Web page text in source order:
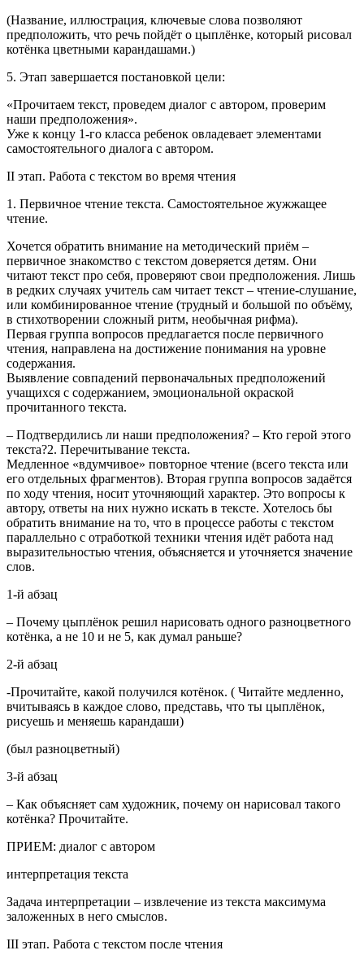
(Название, иллюстрация, ключевые слова позволяют
предположить, что речь пойдёт о цыплёнке, который рисовал
котёнка цветными карандашами.)
5. Этап завершается постановкой цели:
«Прочитаем текст, проведем диалог с автором, проверим
наши предположения».
Уже к концу 1-го класса ребенок овладевает элементами
самостоятельного диалога с автором.
II этап. Работа с текстом во время чтения
1. Первичное чтение текста. Самостоятельное жужжащее
чтение.
Хочется обратить внимание на методический приём –
первичное знакомство с текстом доверяется детям. Они
читают текст про себя, проверяют свои предположения. Лишь
в редких случаях учитель сам читает текст – чтение-слушание,
или комбинированное чтение (трудный и большой по объёму,
в стихотворении сложный ритм, необычная рифма).
Первая группа вопросов предлагается после первичного
чтения, направлена на достижение понимания на уровне
содержания.
Выявление совпадений первоначальных предположений
учащихся с содержанием, эмоциональной окраской
прочитанного текста.
– Подтвердились ли наши предположения? – Кто герой этого
текста?2. Перечитывание текста.
Медленное «вдумчивое» повторное чтение (всего текста или
его отдельных фрагментов). Вторая группа вопросов задаётся
по ходу чтения, носит уточняющий характер. Это вопросы к
автору, ответы на них нужно искать в тексте. Хотелось бы
обратить внимание на то, что в процессе работы с текстом
параллельно с отработкой техники чтения идёт работа над
выразительностью чтения, объясняется и уточняется значение
слов.
1-й абзац
– Почему цыплёнок решил нарисовать одного разноцветного
котёнка, а не 10 и не 5, как думал раньше?
2-й абзац
-Прочитайте, какой получился котёнок. ( Читайте медленно,
вчитываясь в каждое слово, представь, что ты цыплёнок,
рисуешь и меняешь карандаши)
(был разноцветный)
3-й абзац
– Как объясняет сам художник, почему он нарисовал такого
котёнка? Прочитайте.
ПРИЕМ: диалог с автором
интерпретация текста
Задача интерпретации – извлечение из текста максимума
заложенных в него смыслов.
III этап. Работа с текстом после чтения